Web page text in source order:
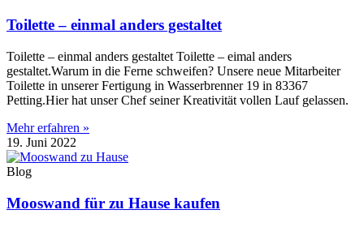
Toilette – einmal anders gestaltet
Toilette – einmal anders gestaltet Toilette – eimal anders
gestaltet.Warum in die Ferne schweifen? Unsere neue Mitarbeiter
Toilette in unserer Fertigung in Wasserbrenner 19 in 83367
Petting.Hier hat unser Chef seiner Kreativität vollen Lauf gelassen.
Mehr erfahren »
19. Juni 2022
Blog
Mooswand für zu Hause kaufen